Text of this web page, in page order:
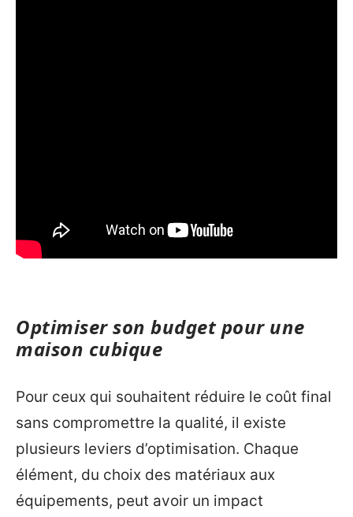
Optimiser son budget pour une
maison cubique
Pour ceux qui souhaitent réduire le coût final
sans compromettre la qualité, il existe
plusieurs leviers d’optimisation. Chaque
élément, du choix des matériaux aux
équipements, peut avoir un impact